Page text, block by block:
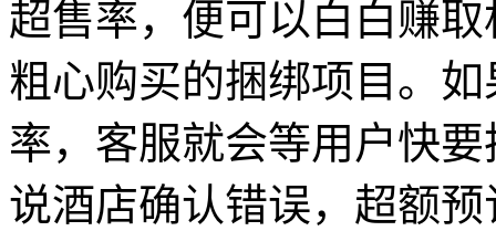
超售率，便可以白白赚
粗心购买的捆绑项目。
率，客服就会等用户快
说酒店确认错误，超额